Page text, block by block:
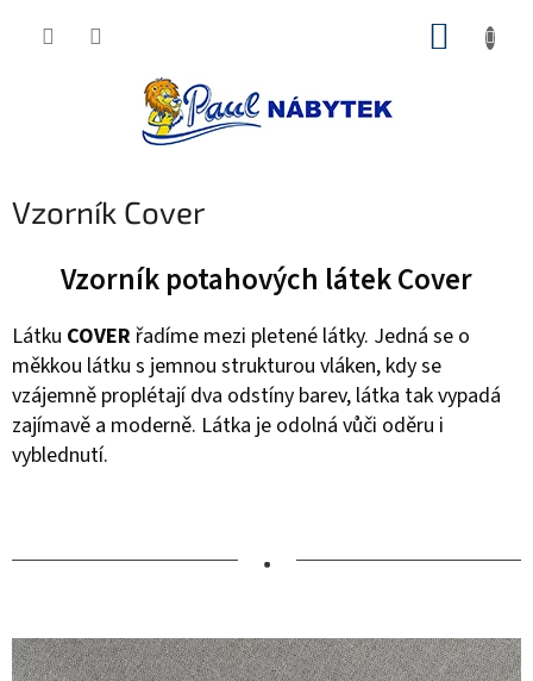
Vzorník Cover
Vzorník potahových látek Cover
Látku COVER řadíme mezi pletené látky. Jedná se o
měkkou látku s jemnou strukturou vláken, kdy se
vzájemně proplétají dva odstíny barev, látka tak vypadá
zajímavě a moderně. Látka je odolná vůči oděru i
vyblednutí.
•